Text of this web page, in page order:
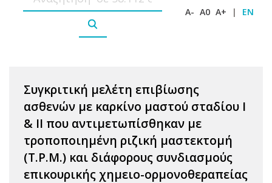
A- A0 A+ | EN
Συγκριτική μελέτη επιβίωσης
ασθενών με καρκίνο μαστού σταδίου Ι
& ΙΙ που αντιμετωπίσθηκαν με
τροποποιημένη ριζική μαστεκτομή
(T.P.M.) και διάφορους συνδιασμούς
επικουρικής χημειο-ορμονοθεραπείας